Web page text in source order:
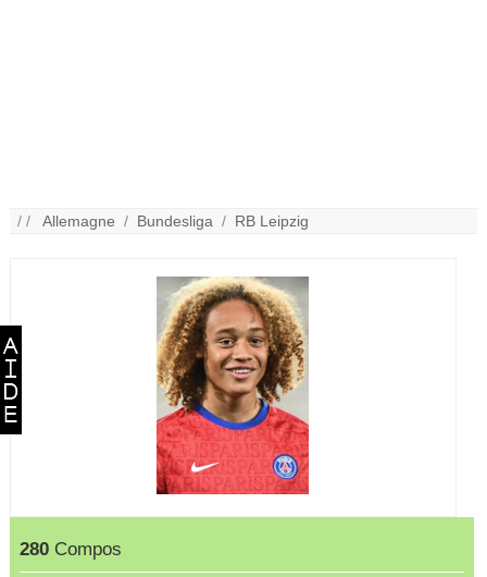
/ /Allemagne / Bundesliga / RB Leipzig
280 Compos